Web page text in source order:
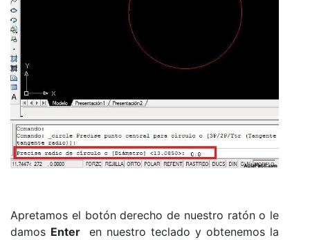
Apretamos el botón derecho de nuestro ratón o le
damos Enter
en nuestro teclado y obtenemos la